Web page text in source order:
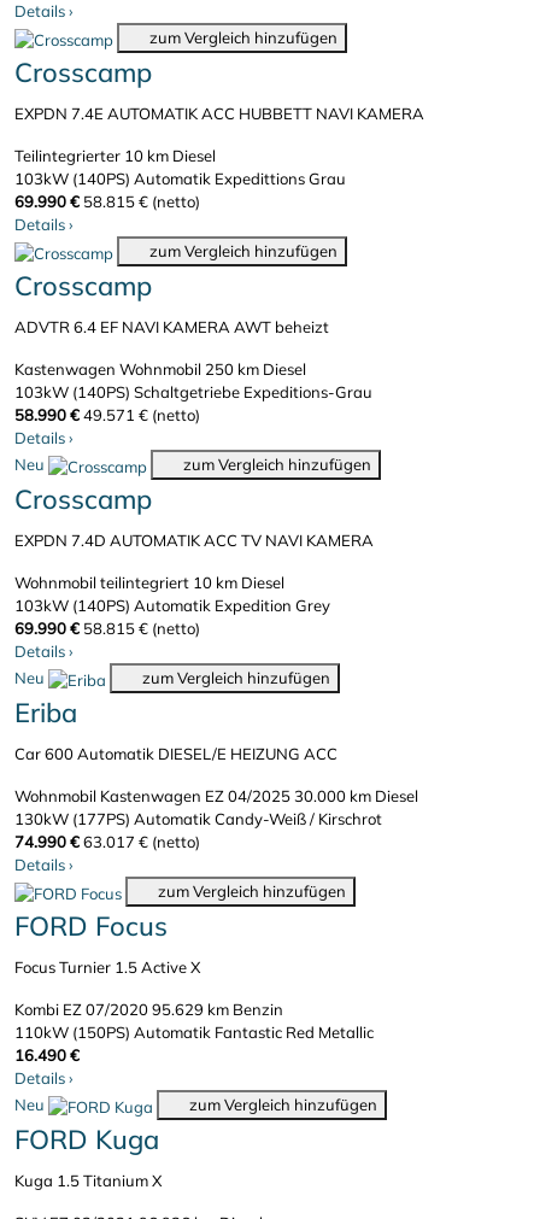
Details›
zum Vergleich hinzufügen
Crosscamp
EXPDN 7.4E AUTOMATIK ACC HUBBETT NAVI KAMERA
Teilintegrierter 10 km Diesel
103kW (140PS) Automatik Expedittions Grau
69.990 € 58.815 € (netto)
Details›
zum Vergleich hinzufügen
Crosscamp
ADVTR 6.4 EF NAVI KAMERA AWT beheizt
Kastenwagen Wohnmobil 250 km Diesel
103kW (140PS) Schaltgetriebe Expeditions-Grau
58.990 €49.571 € (netto)
Details›
Neu
zum Vergleich hinzufügen
Crosscamp
EXPDN 7.4D AUTOMATIK ACC TV NAVI KAMERA
Wohnmobil teilintegriert 10 km Diesel
103kW (140PS) Automatik Expedition Grey
69.990 € 58.815 € (netto)
Details›
Neu
zum Vergleich hinzufügen
Eriba
Car 600 Automatik DIESEL/E HEIZUNG ACC
Wohnmobil Kastenwagen EZ 04/202530.000 km Diesel
130kW (177PS) AutomatikCandy-Weiß / Kirschrot
74.990 €63.017 € (netto)
Details›
zum Vergleich hinzufügen
FORD Focus
Focus Turnier 1.5 Active X
Kombi EZ 07/202095.629 km Benzin
110kW (150PS) Automatik Fantastic Red Metallic
16.490 €
Details›
Neu
zum Vergleich hinzufügen
FORD Kuga
Kuga 1.5 Titanium X